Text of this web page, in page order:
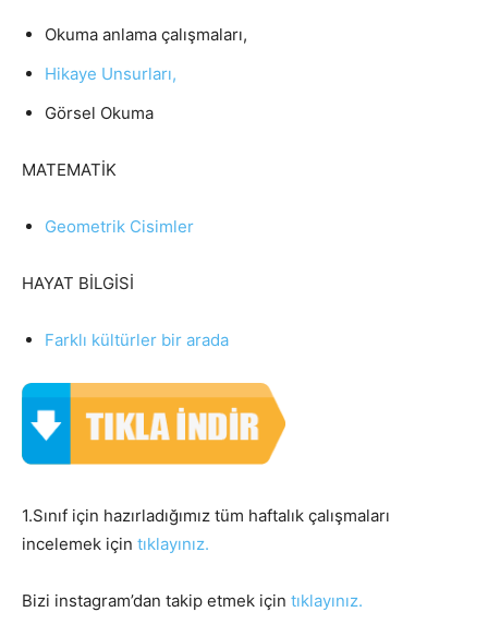
Okuma anlama çalışmaları,
Hikaye Unsurları,
Görsel Okuma
MATEMATİK
Geometrik Cisimler
HAYAT BİLGİSİ
Farklı kültürler bir arada
1.Sınıf için hazırladığımız tüm haftalık çalışmaları
incelemek için tıklayınız.
Bizi instagram’dan takip etmek için tıklayınız.